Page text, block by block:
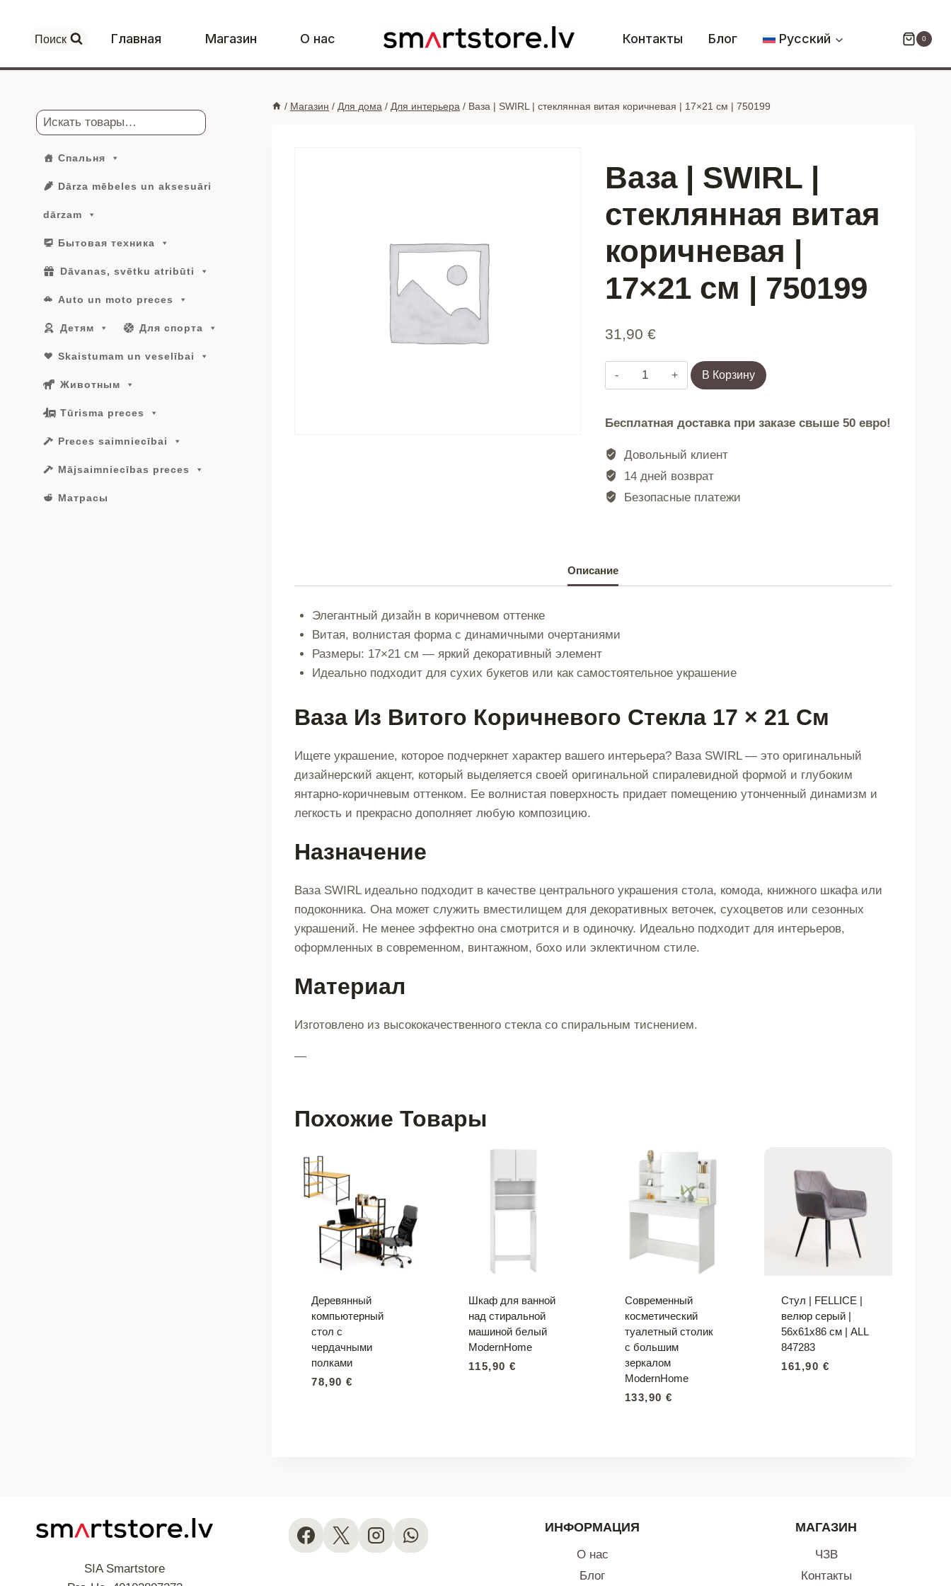
контенту
Поиск Главная Магазин О нас Контакты Блог Русский 0
/ Магазин / Для дома / Для интерьера / Ваза | SWIRL | стеклянная витая коричневая | 17×21 см | 750199
Ваза | SWIRL |
стеклянная витая
коричневая |
17×21 см | 750199
31,90€
Количество
товара
|
SWIRL
стеклянная
витая
В Корзину
Бесплатная доставка при заказе свыше 50 евро!
Довольный клиент
14 дней возврат
Безопасные платежи
Описание
Элегантный дизайн в коричневом оттенке
Витая, волнистая форма с динамичными очертаниями
Размеры: 17×21 см — яркий декоративный элемент
Идеально подходит для сухих букетов или как самостоятельное украшение
Ваза Из Витого Коричневого Стекла 17 × 21 См
Ищете украшение, которое подчеркнет характер вашего интерьера? Ваза SWIRL — это оригинальный
дизайнерский акцент, который выделяется своей оригинальной спиралевидной формой и глубоким
янтарно-коричневым оттенком. Ее волнистая поверхность придает помещению утонченный динамизм и
легкость и прекрасно дополняет любую композицию.
Назначение
Ваза SWIRL идеально подходит в качестве центрального украшения стола, комода, книжного шкафа или
подоконника. Она может служить вместилищем для декоративных веточек, сухоцветов или сезонных
украшений. Не менее эффектно она смотрится и в одиночку. Идеально подходит для интерьеров,
оформленных в современном, винтажном, бохо или эклектичном стиле.
Материал
Изготовлено из высококачественного стекла со спиральным тиснением.
—
Похожие Товары
Деревянный
компьютерный
стол с
чердачными
полками
78,90€
Шкаф для ванной
над стиральной
машиной белый
ModernHome
115,90€
Современный
косметический
туалетный столик
с большим
зеркалом
ModernHome
133,90€
Стул | FELLICE |
велюр серый |
56x61x86 см | ALL
847283
161,90 €
Поиск
Спальня
Dārza mēbeles un aksesuāri
dārzam
Бытовая техника
Dāvanas, svētku atribūti
Auto un moto preces
Детям Для спорта
Skaistumam un veselībai
Животным
Tūrisma preces
Preces saimniecībai
Mājsaimniecības preces
Матрасы
SIA Smartstore
ИНФОРМАЦИЯ
О нас
Блог
МАГАЗИН
ЧЗВ
Контакты
|
|
витая
17x21
см
750199